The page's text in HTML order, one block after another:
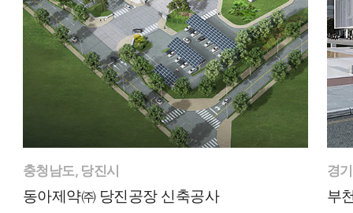
충청남도, 당진시
동아제약㈜ 당진공장 신축공사
경
부